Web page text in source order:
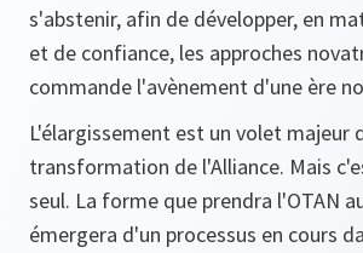
s'abstenir, afin de développer, en
et de confiance, les approches
commande l'avènement d'une ère
L'élargissement est un volet majeur
transformation de l'Alliance. Mais
seul. La forme que prendra l'OTAN
émergera d'un processus en cours